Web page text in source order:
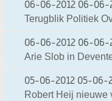
06-06-2012 06-06-
Terugblik Politiek
06-06-2012 06-06-
Arie Slob in
05-06-2012 05-06-
Robert Heij nieuwe